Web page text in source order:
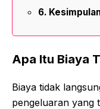
Apa Itu Biaya
Biaya tidak
pengeluaran yang